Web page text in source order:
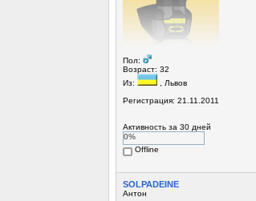
Пол:
Возраст: 32
Из:
, Львов
Регистрация: 21.11.2011
Активность за 30 дней
0%
Offline
SOLPADEINE
Антон